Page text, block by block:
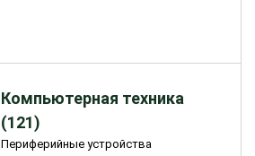
Компьютерная техника
(121)
Периферийные устройства